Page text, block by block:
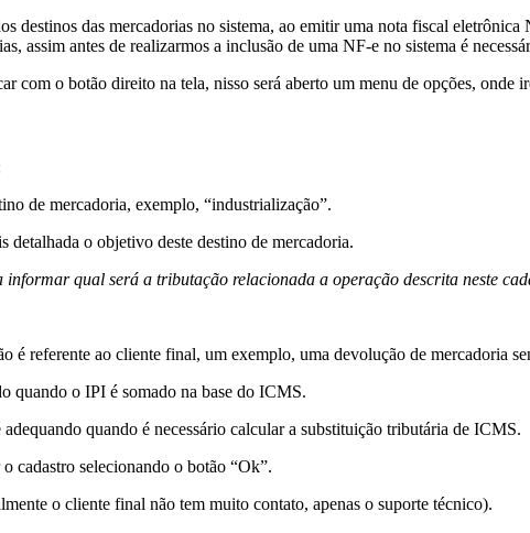
destinos das mercadorias no sistema, ao emitir uma nota fiscal
assim antes de realizarmos a inclusão de uma NF-e no sistema é
com o botão direito na tela, nisso será aberto um menu de opções, onde
de mercadoria, exemplo, “industrialização”.
o objetivo deste destino de mercadoria.
qual será a tributação relacionada a operação descrita neste
é referente ao cliente final, um exemplo, uma devolução de mercadoria
quando o IPI é somado na base do ICMS.
quando é necessário calcular a substituição tributária de ICMS.
cadastro selecionando o botão “Ok”.
o cliente final não tem muito contato, apenas o suporte técnico).